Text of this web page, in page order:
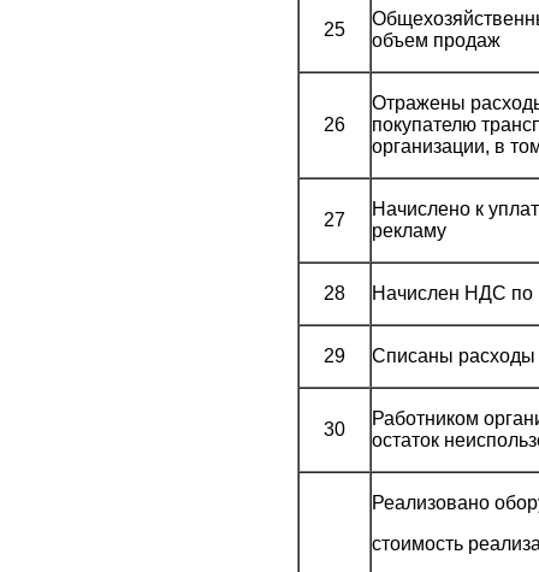
25
объем продаж
26
Отражены
покупателю
организации, в
27
Начислено к
рекламу
28 Начислен НДС по
29 Списаны расходы
30
Работником
остаток
Реализовано
стоимость